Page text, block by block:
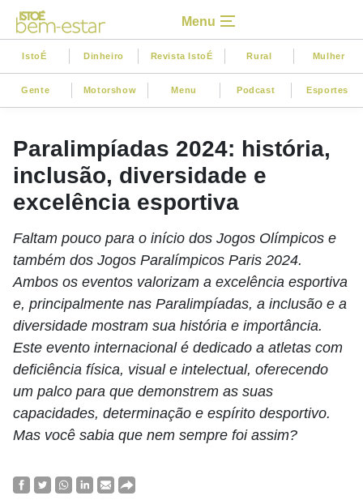
Menu
IstoÉ Dinheiro Revista IstoÉ Rural Mulher
Gente Motorshow Menu Podcast Esportes
Paralimpíadas 2024: história,
inclusão, diversidade e
excelência esportiva
Faltam pouco para o início dos Jogos Olímpicos e
também dos Jogos Paralímpicos Paris 2024.
Ambos os eventos valorizam a excelência esportiva
e, principalmente nas Paralimpíadas, a inclusão e a
diversidade mostram sua história e importância.
Este evento internacional é dedicado a atletas com
deficiência física, visual e intelectual, oferecendo
um palco para que demonstrem as suas
capacidades, determinação e espírito desportivo.
Mas você sabia que nem sempre foi assim?